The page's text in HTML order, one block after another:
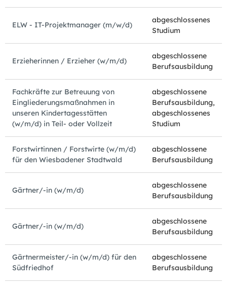
ELW - IT-Projektmanager (m/w/d)
abgeschlossenes
Studium
Erzieherinnen / Erzieher (w/m/d)
abgeschlossene
Berufsausbildung
Fachkräfte zur Betreuung von
Eingliederungsmaßnahmen in
unseren Kindertagesstätten
(w/m/d) in Teil- oder Vollzeit
abgeschlossene
Berufsausbildung,
abgeschlossenes
Studium
Forstwirtinnen / Forstwirte (w/m/d)
für den Wiesbadener Stadtwald
abgeschlossene
Berufsausbildung
Gärtner/-in (w/m/d)
abgeschlossene
Berufsausbildung
Gärtner/-in (w/m/d)
abgeschlossene
Berufsausbildung
Gärtnermeister/-in (w/m/d) für den
Südfriedhof
abgeschlossene
Berufsausbildung